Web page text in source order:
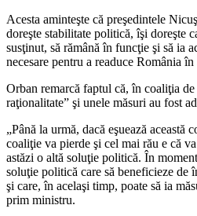
Acesta aminteşte că preşedintele
doreşte stabilitate politică, îşi doreşte
susţinut, să rămână în funcţie şi să ia
necesare pentru a readuce România
Orban remarcă faptul că, în coaliţia
raţionalitate” şi unele măsuri au fost
„Până la urmă, dacă eşuează această
coaliţie va pierde şi cel mai rău e că
astăzi o altă soluţie politică. În
soluţie politică care să beneficieze de
şi care, în acelaşi timp, poate să ia
prim ministru.